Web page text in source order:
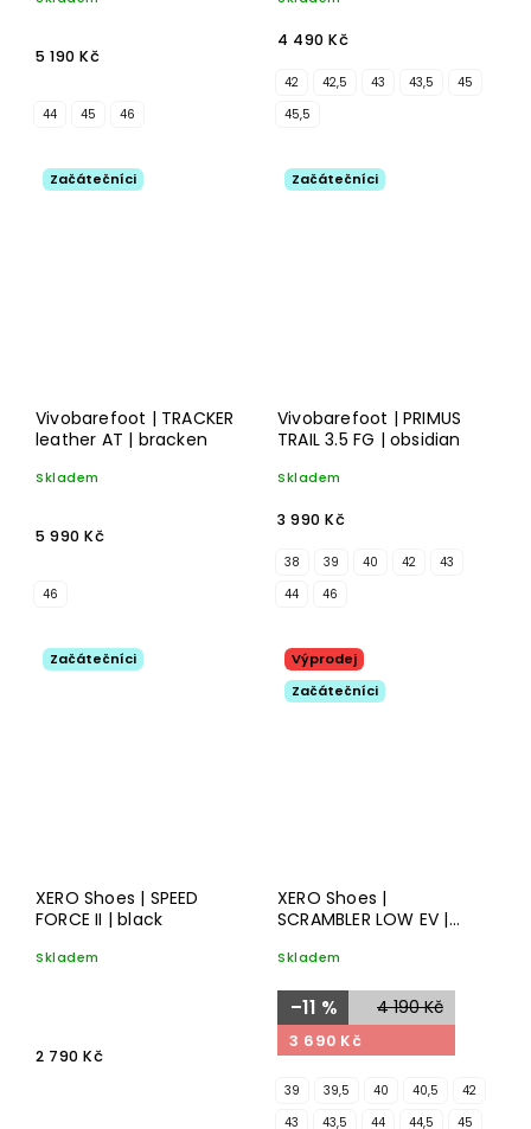
5 190 Kč
44 45 46
4 490 Kč
42 42,5 43 43,5 45
45,5
Začátečníci
Vivobarefoot | TRACKER
leather AT | bracken
Skladem
5 990 Kč
46
Začátečníci
Vivobarefoot | PRIMUS
TRAIL 3.5 FG | obsidian
Skladem
3 990 Kč
38 39 40 42 43
44 46
Začátečníci
XERO Shoes | SPEED
FORCE II | black
Skladem
2 790 Kč
Výprodej
Začátečníci
XERO Shoes |
SCRAMBLER LOW EV |
Skladem
4 190 Kč
–11 %
3 690 Kč
39 39,5 40 40,5 42
43 43,5 44 44,5 45